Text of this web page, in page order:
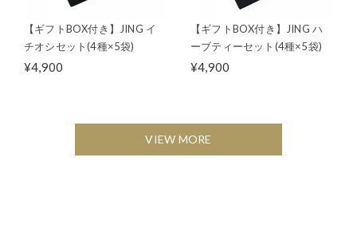
【ギフトBOX付き】JING イ
チオシセット(4種×5袋)
¥4,900
【ギフトBOX付き】JING ハ
ーブティーセット(4種×5袋)
¥4,900
VIEW MORE